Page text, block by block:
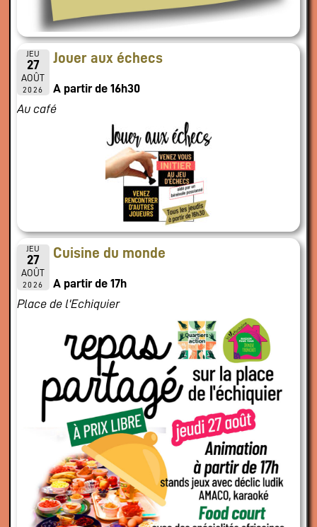
JEU
27
AOÛT
2026
Jouer aux échecs
A partir de 16h30
Au café
JEU
27
AOÛT
2026
Cuisine du monde
A partir de 17h
Place de l'Echiquier